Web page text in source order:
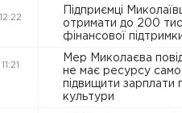
12:22
Підприємці
отримати до 200
фінансової
11:21
Мер Миколаєва
не має ресурсу
підвищити зарплати
культури